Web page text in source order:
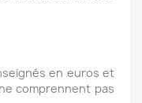
en euros et
comprennent pas